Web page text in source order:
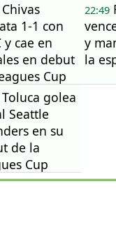
Chivas
1-1 con
y cae en
en debut
Cup
22:49
y
la
Toluca golea
Seattle
en su
de la
Cup